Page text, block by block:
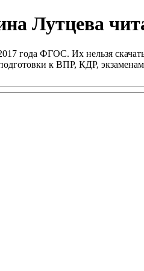
Лутцева
года ФГОС. Их нельзя
подготовки к ВПР, КДР,